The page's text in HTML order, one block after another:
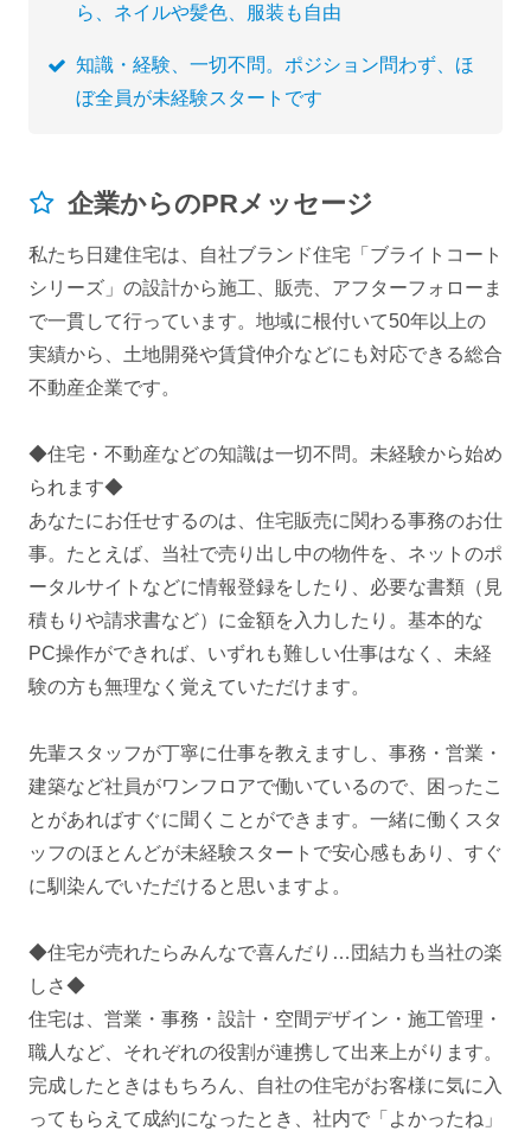
ら、ネイルや髪色、服装も自由
知識・経験、一切不問。ポジション問わず、ほ
ぼ全員が未経験スタートです
企業からのPRメッセージ
私たち日建住宅は、自社ブランド住宅「ブライトコート
シリーズ」の設計から施工、販売、アフターフォローま
で一貫して行っています。地域に根付いて50年以上の
実績から、土地開発や賃貸仲介などにも対応できる総合
不動産企業です。
◆住宅・不動産などの知識は一切不問。未経験から始め
られます◆
あなたにお任せするのは、住宅販売に関わる事務のお仕
事。たとえば、当社で売り出し中の物件を、ネットのポ
ータルサイトなどに情報登録をしたり、必要な書類（見
積もりや請求書など）に金額を入力したり。基本的な
PC操作ができれば、いずれも難しい仕事はなく、未経
験の方も無理なく覚えていただけます。
先輩スタッフが丁寧に仕事を教えますし、事務・営業・
建築など社員がワンフロアで働いているので、困ったこ
とがあればすぐに聞くことができます。一緒に働くスタ
ッフのほとんどが未経験スタートで安心感もあり、すぐ
に馴染んでいただけると思いますよ。
◆住宅が売れたらみんなで喜んだり…団結力も当社の楽
しさ◆
住宅は、営業・事務・設計・空間デザイン・施工管理・
職人など、それぞれの役割が連携して出来上がります。
完成したときはもちろん、自社の住宅がお客様に気に入
ってもらえて成約になったとき、社内で「よかったね」